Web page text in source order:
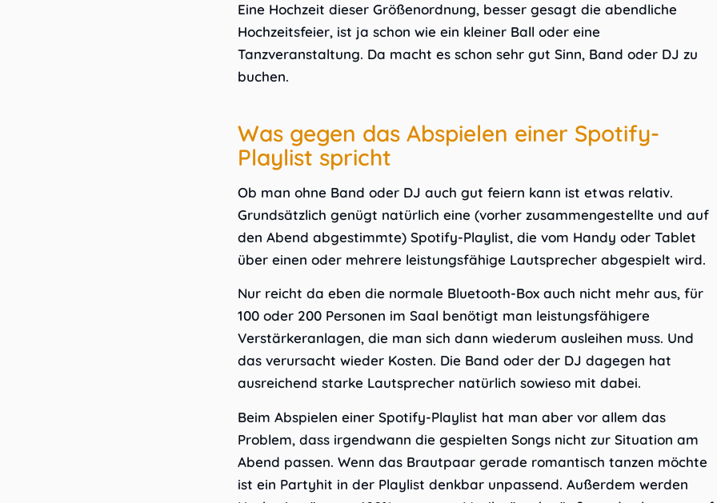
Eine Hochzeit dieser Größenordnung, besser gesagt die abendliche
Hochzeitsfeier, ist ja schon wie ein kleiner Ball oder eine
Tanzveranstaltung. Da macht es schon sehr gut Sinn, Band oder DJ zu
buchen.
Was gegen das Abspielen einer Spotify-
Playlist spricht
Ob man ohne Band oder DJ auch gut feiern kann ist etwas relativ.
Grundsätzlich genügt natürlich eine (vorher zusammengestellte und auf
den Abend abgestimmte) Spotify-Playlist, die vom Handy oder Tablet
über einen oder mehrere leistungsfähige Lautsprecher abgespielt wird.
Nur reicht da eben die normale Bluetooth-Box auch nicht mehr aus, für
100 oder 200 Personen im Saal benötigt man leistungsfähigere
Verstärkeranlagen, die man sich dann wiederum ausleihen muss. Und
das verursacht wieder Kosten. Die Band oder der DJ dagegen hat
ausreichend starke Lautsprecher natürlich sowieso mit dabei.
Beim Abspielen einer Spotify-Playlist hat man aber vor allem das
Problem, dass irgendwann die gespielten Songs nicht zur Situation am
Abend passen. Wenn das Brautpaar gerade romantisch tanzen möchte
ist ein Partyhit in der Playlist denkbar unpassend. Außerdem werden